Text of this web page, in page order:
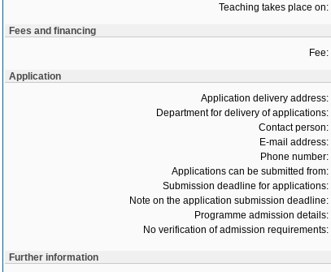
Teaching takes place on:
Fees and financing
Fee:
Application
Application delivery address:
Department for delivery of applications:
Contact person:
E-mail address:
Phone number:
Applications can be submitted from:
Submission deadline for applications:
Note on the application submission deadline:
Programme admission details:
No verification of admission requirements:
Further information